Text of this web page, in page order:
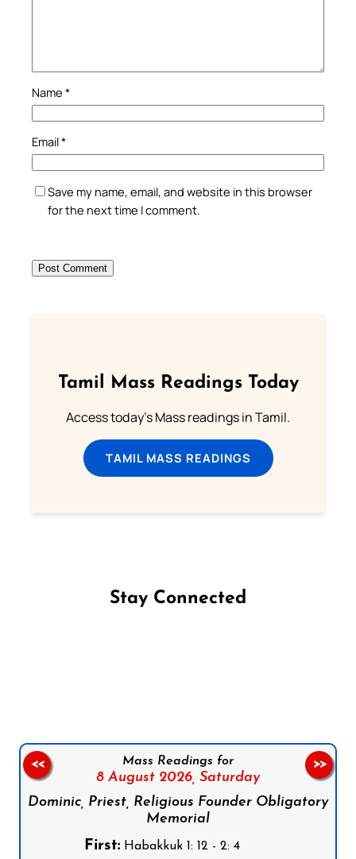
Name *
Email*
Save my name, email, and website in this browser
for the next time I comment.
Tamil Mass Readings Today
Access today's Mass readings in Tamil.
TAMIL MASS READINGS
Stay Connected
Mass Readings for
8 August 2026, Saturday
Dominic, Priest, Religious Founder Obligatory
Memorial
First:Habakkuk 1: 12 - 2: 4
<< >>